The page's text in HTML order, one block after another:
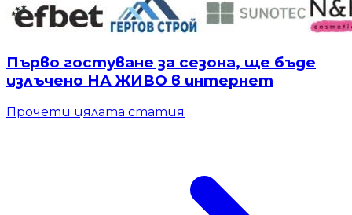
Първо гостуване за сезона, ще бъде
излъчено НА ЖИВО в интернет
Прочети цялата статия